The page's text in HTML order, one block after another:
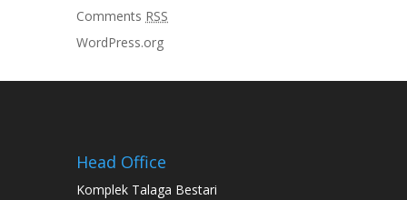
Comments RSS
WordPress.org
Head Office
Komplek Talaga Bestari